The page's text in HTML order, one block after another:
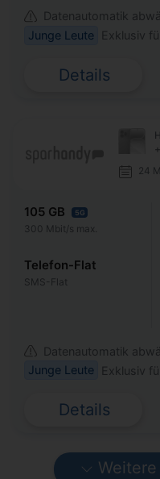
Datenautomatik
Junge Leute
Exklusiv
Details
24
105 GB 5G
300 Mbit/s max.
Telefon-Flat
SMS-Flat
Datenautomatik
Junge Leute
Exklusiv
Details